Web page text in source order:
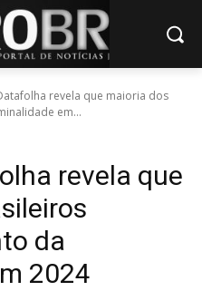
revela que maioria dos
em...
revela que
da
2024